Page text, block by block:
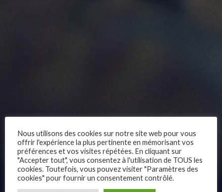
Nous utilisons des cookies sur notre site web pour vous
offrir l'expérience la plus pertinente en mémorisant vos
préférences et vos visites répétées. En cliquant sur
"Accepter tout", vous consentez à l'utilisation de TOUS les
cookies. Toutefois, vous pouvez visiter "Paramètres des
cookies" pour fournir un consentement contrôlé.